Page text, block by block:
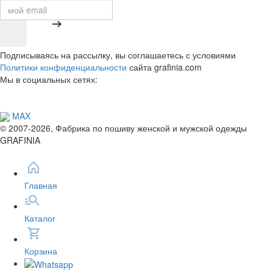
Подписываясь на рассылку, вы соглашаетесь с условиями
Политики конфиденциальности сайта grafinia.com
Мы в социальных сетях:
MAX
© 2007-2026, Фабрика по пошиву женской и мужской одежды
GRAFINIA
Главная
Каталог
Корзина